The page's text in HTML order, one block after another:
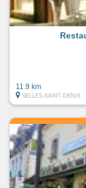
11.9 km
SELLES-SAINT-DENIS